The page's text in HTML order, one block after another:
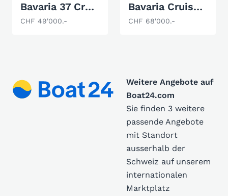
Bavaria 37 Cruiser
CHF 49'000.-
Bavaria Cruiser 32
CHF 68'000.-
Weitere Angebote auf
Boat24.com
Sie finden 3 weitere
passende Angebote
mit Standort
ausserhalb der
Schweiz auf unserem
internationalen
Marktplatz